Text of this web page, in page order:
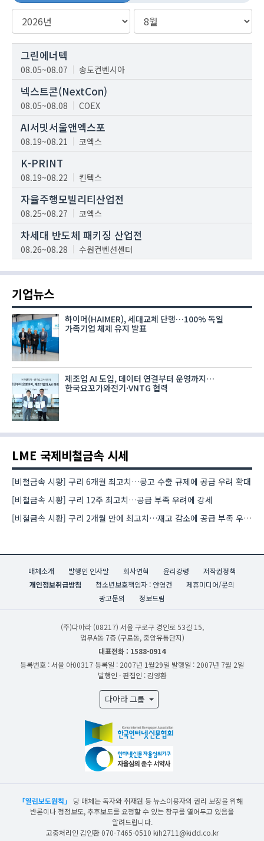
그린에너텍
08.05~08.07 송도컨벤시아
넥스트콘(NextCon)
08.05~08.08 COEX
AI서밋서울앤엑스포
08.19~08.21 코엑스
K-PRINT
08.19~08.22 킨텍스
자율주행모빌리티산업전
08.25~08.27 코엑스
차세대 반도체 패키징 산업전
08.26~08.28 수원컨벤션센터
기업뉴스
하이머(HAIMER), 세대교체 단행…100% 독일
가족기업 체제 유지 발표
제조업 AI 도입, 데이터 연결부터 운영까지…
한국요꼬가와전기·VNTG 협력
LME 국제비철금속 시세
[비철금속 시황] 구리 6개월 최고치…콩고 수출 규제에 공급 우려 확대
[비철금속 시황] 구리 12주 최고치…공급 부족 우려에 강세
[비철금속 시황] 구리 2개월 만에 최고치…재고 감소에 공급 부족 우려 확대
매체소개 발행인 인사말 회사연혁 윤리강령
저작권정책
개인정보취급방침
청소년보호책임자 : 안영건
제휴미디어/문의
광고문의
정보드림
(주)다아라 (08217) 서울 구로구 경인로 53길 15,
업무A동 7층 (구로동, 중앙유통단지)
대표전화 : 1588-0914
등록번호 : 서울 아00317 등록일 : 2007년 1월29일 발행일 : 2007년 7월 2일
발행인 · 편집인 : 김영환
다아라 그룹
「열린보도원칙」
당 매체는 독자와 취재원 등 뉴스이용자의 권리 보장을 위해
반론이나 정정보도, 추후보도를 요청할 수 있는 창구를 열어두고 있음을
알려드립니다.
고충처리인 김인환 070-7465-0510 kih2711@kidd.co.kr